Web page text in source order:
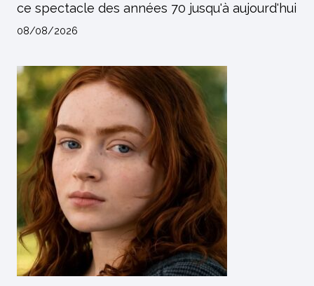
ce spectacle des années 70 jusqu'à aujourd'hui
08/08/2026